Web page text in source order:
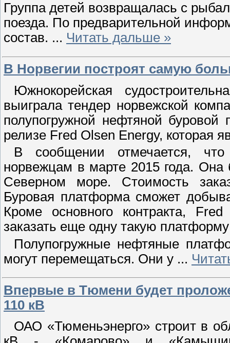
Группа детей возвращалась с
поезда. По предварительной
состав. ... Читать дальше »
В Норвегии построят самую
Южнокорейская
выиграла тендер норвежской
полупогружной нефтяной
релизе Fred Olsen Energy, которая
В сообщении отмечается,
норвежцам в марте 2015 года. Она
Северном море. Стоимость
Буровая платформа сможет
Кроме основного контракта,
заказать еще одну такую
Полупогружные нефтяные
могут перемещаться. Они у ...
Впервые в Тюмени будет
110 кВ
ОАО «Тюменьэнерго» строит в